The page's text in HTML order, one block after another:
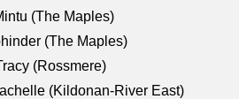
(The Maples)
(The Maples)
(Rossmere)
(Kildonan-River East)